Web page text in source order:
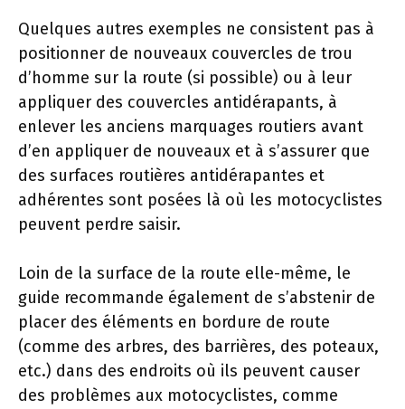
Quelques autres exemples ne consistent pas à
positionner de nouveaux couvercles de trou
d’homme sur la route (si possible) ou à leur
appliquer des couvercles antidérapants, à
enlever les anciens marquages ​​routiers avant
d’en appliquer de nouveaux et à s’assurer que
des surfaces routières antidérapantes et
adhérentes sont posées là où les motocyclistes
peuvent perdre saisir.
Loin de la surface de la route elle-même, le
guide recommande également de s’abstenir de
placer des éléments en bordure de route
(comme des arbres, des barrières, des poteaux,
etc.) dans des endroits où ils peuvent causer
des problèmes aux motocyclistes, comme